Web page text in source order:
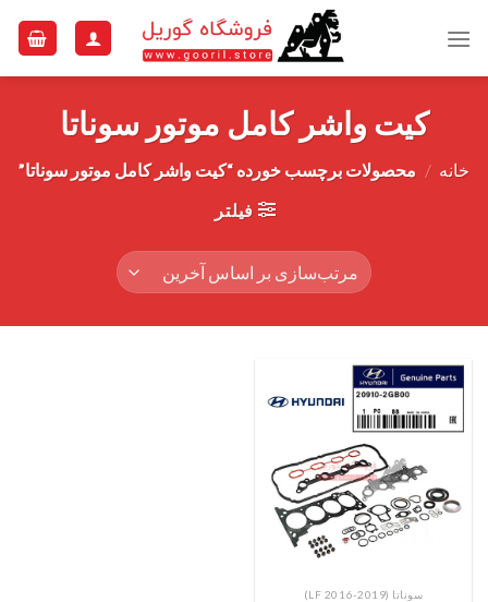
کیت واشر کامل موتور سوناتا
خانه / محصولات برچسب خورده “کیت واشر کامل موتور سوناتا”
فیلتر
سوناتا (LF 2016-2019)